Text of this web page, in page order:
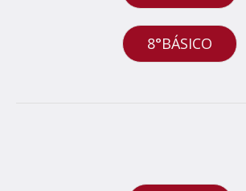
8°BÁSICO